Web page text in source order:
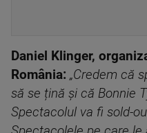
Daniel Klinger,
România: „Credem că
să se țină și că Bonnie
Spectacolul va fi sold-